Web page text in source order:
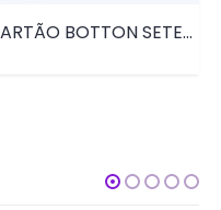
CARTÃO BOTTON SETEMBRO AMARELO • PRD143